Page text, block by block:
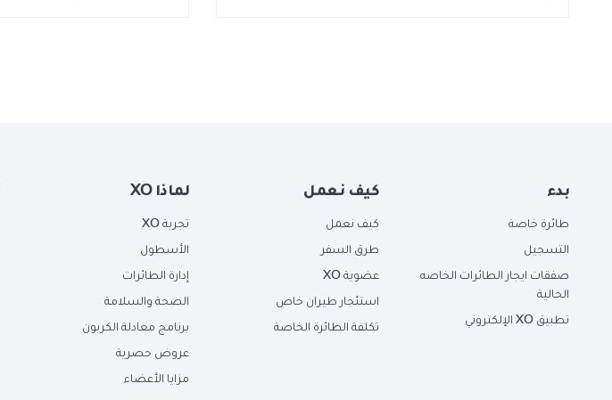
بدء
طائرة خاصة
التسجيل
صفقات ايجار الطائرات الخاصه
الحالية
تطبيق XO الإلكتروني
كيف نعمل
كيف نعمل
طرق السفر
عضوية XO
استئجار طيران خاص
تكلفة الطائرة الخاصة
لماذا XO
تجربة XO
الأسطول
إدارة الطائرات
الصحة والسلامة
برنامج معادلة الكربون
عروض حصرية
مزايا الأعضاء